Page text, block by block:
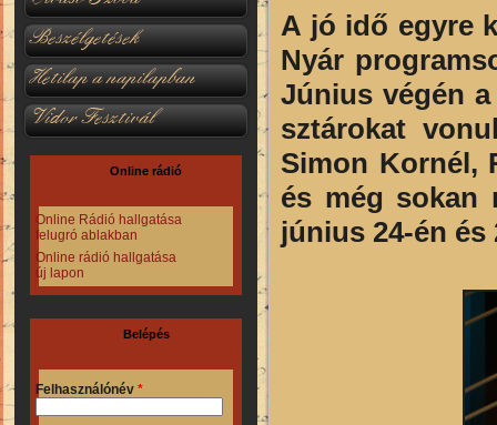
Beszélgetések
Hetilap a napilapban
Vidor Fesztivál
Online rádió
Online Rádió hallgatása
felugró ablakban
Online rádió hallgatása
új lapon
Belépés
Felhasználónév *
A jó idő egyre
Nyár
Június végén
sztárokat
Simon Kornél,
és még sokan
június 24-én